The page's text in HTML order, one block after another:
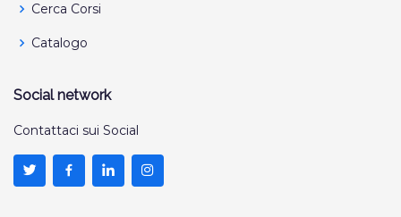
Cerca Corsi
Catalogo
Social network
Contattaci sui Social